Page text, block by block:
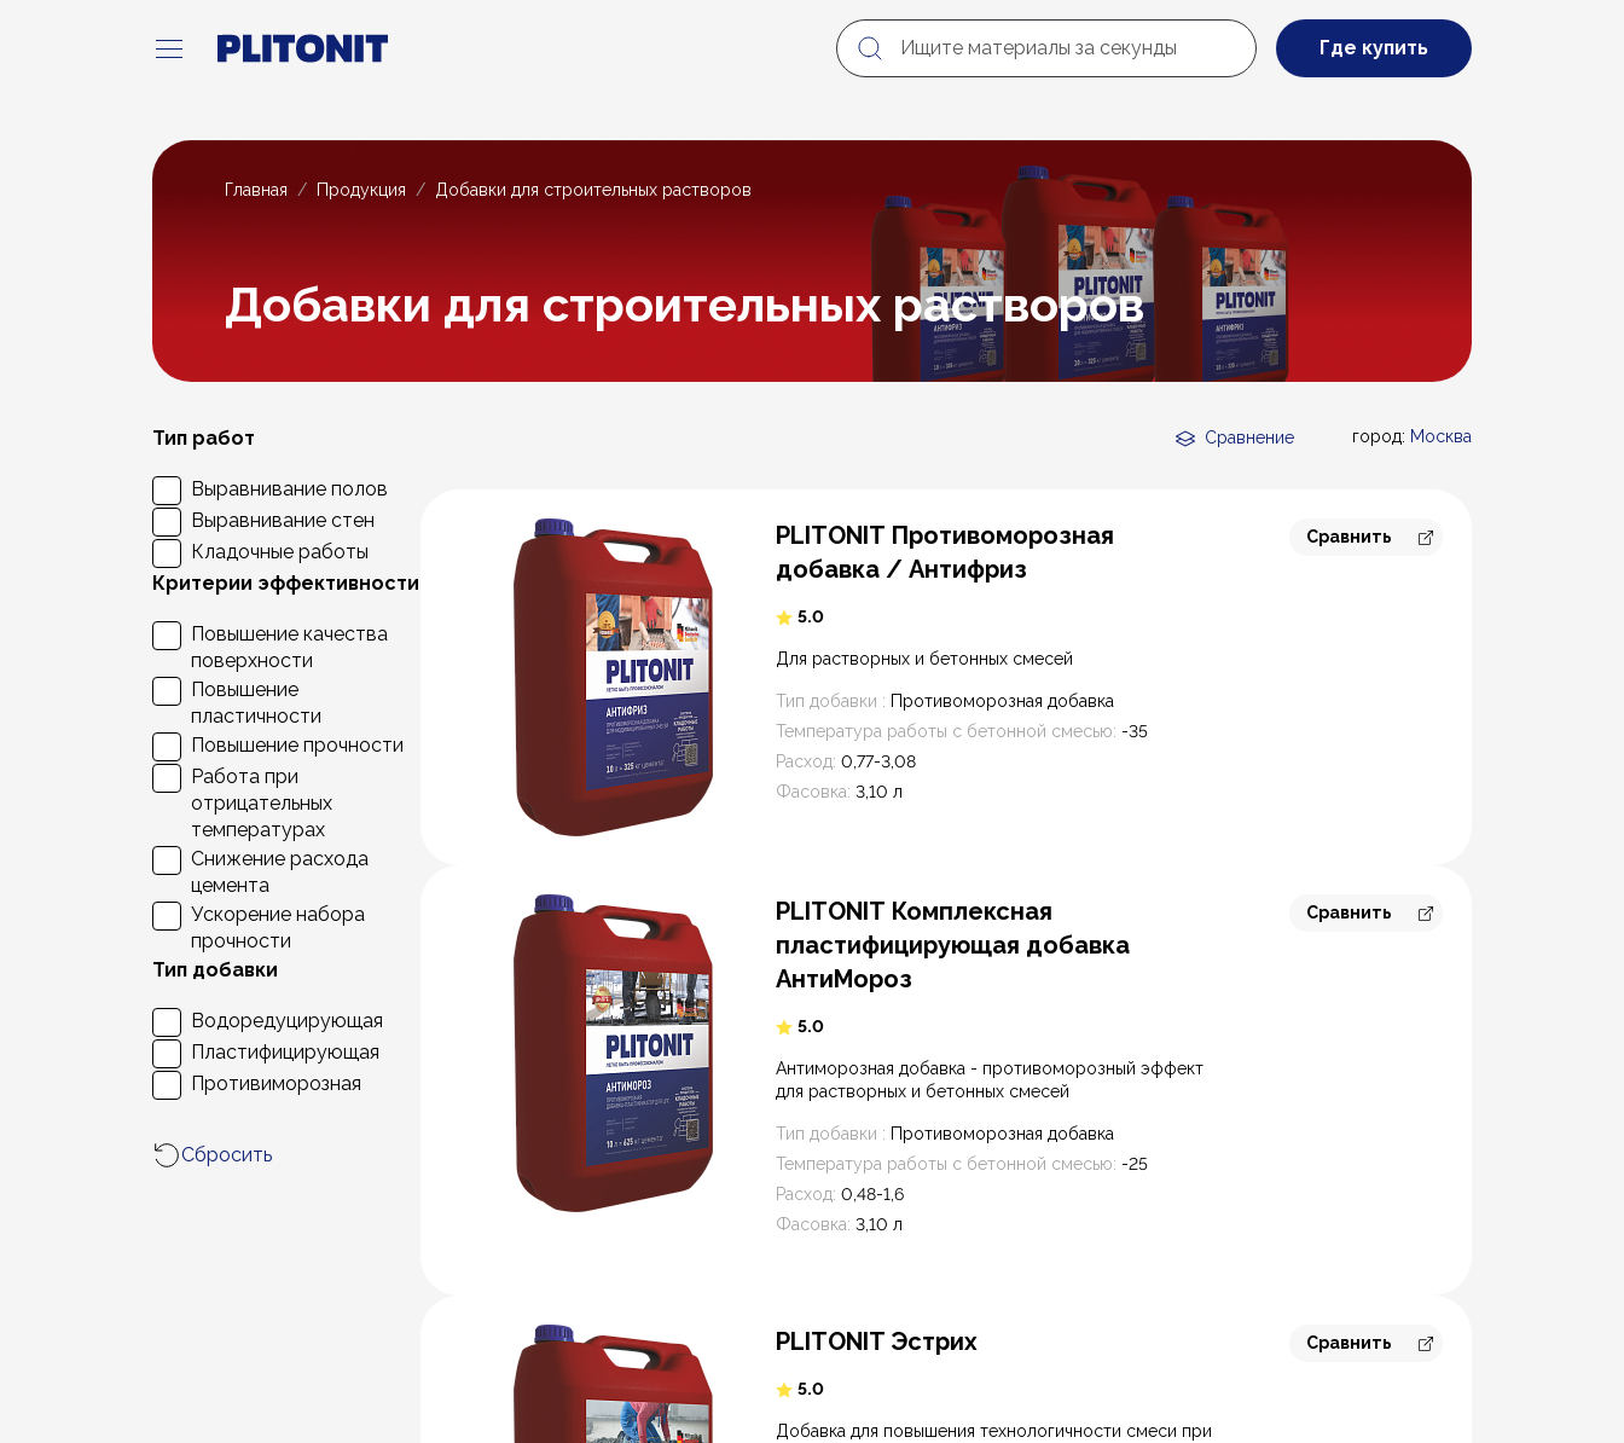
Где купить
Главная Продукция Добавки для строительных растворов
Добавки для строительных растворов
Тип работ
Выравнивание полов
Выравнивание стен
Кладочные работы
Критерии эффективности
Повышение качества
поверхности
Повышение
пластичности
Повышение прочности
Работа при
отрицательных
температурах
Снижение расхода
цемента
Ускорение набора
прочности
Тип добавки
Водоредуцирующая
Пластифицирующая
Противиморозная
Сбросить
Сравнение город: Москва
PLITONIT Противоморозная
добавка / Антифриз
5.0
Для растворных и бетонных смесей
Тип добавки : Противоморозная добавка
Температура работы с бетонной смесью: -35
Расход: 0,77-3,08
Фасовка: 3,10 л
Сравнить
Перейти к сравнению
PLITONIT Комплексная
пластифицирующая добавка
АнтиМороз
5.0
Антиморозная добавка - противоморозный эффект
для растворных и бетонных смесей
Тип добавки : Противоморозная добавка
Температура работы с бетонной смесью: -25
Расход: 0,48-1,6
Фасовка: 3,10 л
Сравнить
Перейти к сравнению
PLITONIT Эстрих
5.0
Добавка для повышения технологичности смеси при
Сравнить
Перейти к сравнению